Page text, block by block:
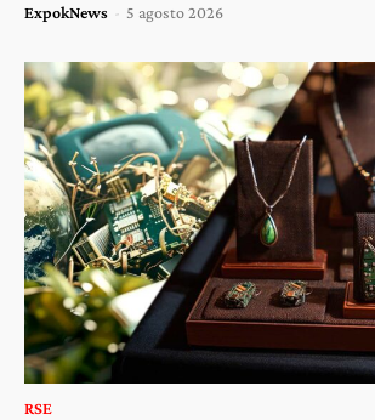
ExpokNews - 5 agosto 2026
RSE